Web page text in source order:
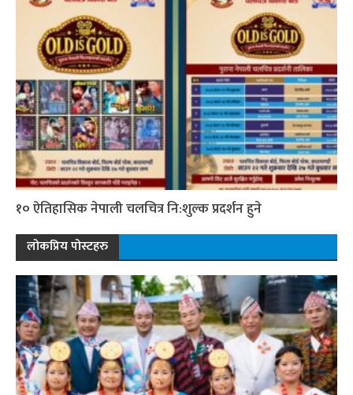
१० ऐतिहासिक नेपाली चलचित्र नि:शुल्क प्रदर्शन हुने
लोकप्रिय पोस्टहरु